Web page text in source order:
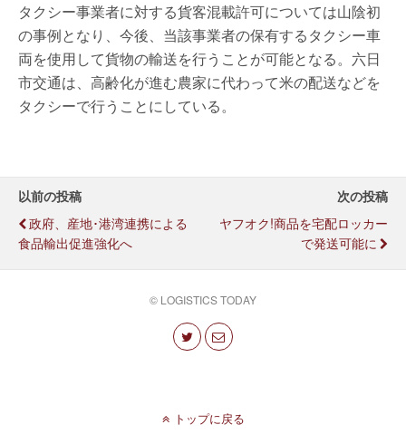
タクシー事業者に対する貨客混載許可については山陰初
の事例となり、今後、当該事業者の保有するタクシー車
両を使用して貨物の輸送を行うことが可能となる。六日
市交通は、高齢化が進む農家に代わって米の配送などを
タクシーで行うことにしている。
以前の投稿
政府、産地･港湾連携による
食品輸出促進強化へ
次の投稿
ヤフオク!商品を宅配ロッカー
で発送可能に
© LOGISTICS TODAY
トップに戻る